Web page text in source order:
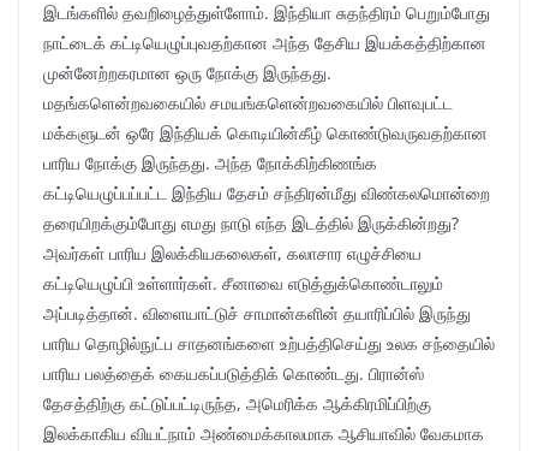
இடங்களில் தவறிழைத்துள்ளோம். இந்தியா சுதந்திரம் பெறும்போது
நாட்டைக் கட்டியெழுப்புவதற்கான அந்த தேசிய இயக்கத்திற்கான
முன்னேற்றகரமான ஒரு நோக்கு இருந்தது.
மதங்களென்றவகையில் சமயங்களென்றவகையில் பிளவுபட்ட
மக்களுடன் ஒரே இந்தியக் கொடியின்கீழ் கொண்டுவருவதற்கான
பாரிய நோக்கு இருந்தது. அந்த நோக்கிற்கிணங்க
கட்டியெழுப்பப்பட்ட இந்திய தேசம் சந்திரன்மீது விண்கலமொன்றை
தரையிறக்கும்போது எமது நாடு எந்த இடத்தில் இருக்கின்றது?
அவர்கள் பாரிய இலக்கியகலைகள், கலாசார எழுச்சியை
கட்டியெழுப்பி உள்ளார்கள். சீனாவை எடுத்துக்கொண்டாலும்
அப்படித்தான். விளையாட்டுச் சாமான்களின் தயாரிப்பில் இருந்து
பாரிய தொழில்நுட்ப சாதனங்களை உற்பத்திசெய்து உலக சந்தையில்
பாரிய பலத்தைக் கையகப்படுத்திக் கொண்டது. பிரான்ஸ்
தேசத்திற்கு கட்டுப்பட்டிருந்த, அமெரிக்க ஆக்கிரமிப்பிற்கு
இலக்காகிய வியட்நாம் அண்மைக்காலமாக ஆசியாவில் வேகமாக